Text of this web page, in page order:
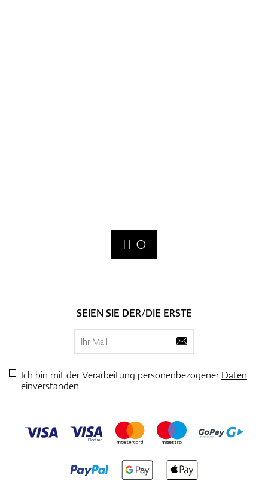
SEIEN SIE DER/DIE ERSTE
Ich bin mit der Verarbeitung personenbezogenerDaten
einverstanden